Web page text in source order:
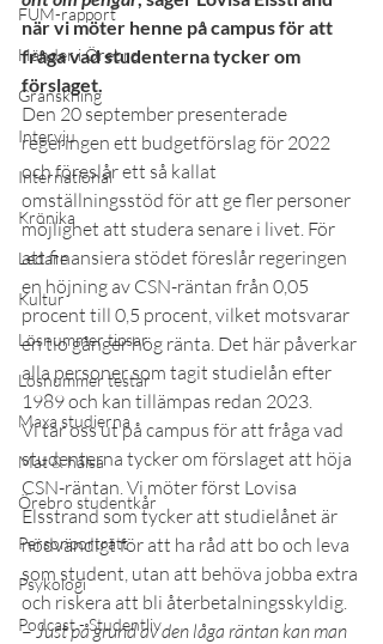
FUM-rapport
Händer i Örebro
Granskning
Intervju
International
Krönika
Ledare
Kultur
Lösnummer tipsar
Lösnummer testar
Maxa studierna
Mat & hälsa
Örebro studentkår
Personporträtt
Psykologi
Podcast - Studentliv
när vi möter henne på campus för att
fråga vad studenterna tycker om
förslaget.
Den 20 september presenterade
regeringen ett budgetförslag för 2022
och föreslår ett så kallat
omställningsstöd för att ge fler personer
möjlighet att studera senare i livet. För
att finansiera stödet föreslår regeringen
en höjning av CSN-räntan från 0,05
procent till 0,5 procent, vilket motsvarar
en tio gånger hög ränta. Det här påverkar
alla personer som tagit studielån efter
1989 och kan tillämpas redan 2023.
Vi tar oss ut på campus för att fråga vad
studenterna tycker om förslaget att höja
CSN-räntan. Vi möter först Lovisa
Elsstrand som tycker att studielånet är
nödvändigt för att ha råd att bo och leva
som student, utan att behöva jobba extra
och riskera att bli återbetalningsskyldig.
– Just på grund av den låga räntan kan man